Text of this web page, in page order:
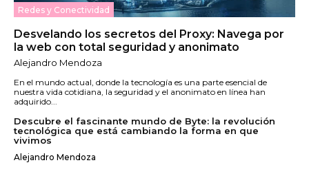
Redes y Conectividad
Desvelando los secretos del Proxy: Navega por
la web con total seguridad y anonimato
Alejandro Mendoza
En el mundo actual, donde la tecnología es una parte esencial de
nuestra vida cotidiana, la seguridad y el anonimato en línea han
adquirido...
Descubre el fascinante mundo de Byte: la revolución
tecnológica que está cambiando la forma en que
vivimos
Alejandro Mendoza